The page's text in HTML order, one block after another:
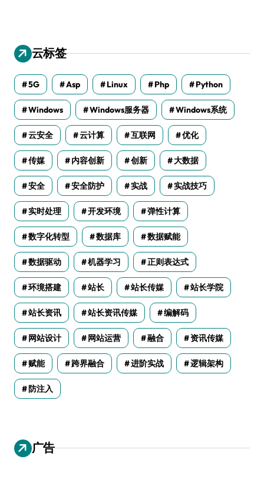
云标签
5G Asp Linux Php Python
Windows Windows服务器 Windows系统
云安全 云计算 互联网 优化
传媒 内容创新 创新 大数据
安全 安全防护 实战 实战技巧
实时处理 开发环境 弹性计算
数字化转型 数据库 数据赋能
数据驱动 机器学习 正则表达式
环境搭建 站长 站长传媒 站长学院
站长资讯 站长资讯传媒 编解码
网站设计 网站运营 融合 资讯传媒
赋能 跨界融合 进阶实战 逻辑架构
防注入
广告